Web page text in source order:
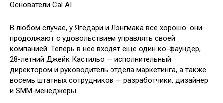
Основатели Cal AI
В любом случае, у Ягедари и Лэнгмака все хорошо: они
продолжают с удовольствием управлять своей
компанией. Теперь в нее входят еще один ко-фаундер,
28-летний Джейк Кастильо — исполнительный
директором и руководитель отдела маркетинга, а также
восемь штатных сотрудников — разработчики, дизайнер
и SMM-менеджеры.